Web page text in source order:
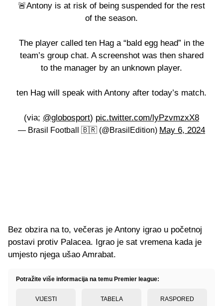
🚨Antony is at risk of being suspended for the rest
of the season.
The player called ten Hag a “bald egg head” in the
team’s group chat. A screenshot was then shared
to the manager by an unknown player.
ten Hag will speak with Antony after today’s match.
(via; @globosport) pic.twitter.com/lyPzvmzxX8
— Brasil Football 🇧🇷 (@BrasilEdition) May 6, 2024
Bez obzira na to, večeras je Antony igrao u početnoj
postavi protiv Palacea. Igrao je sat vremena kada je
umjesto njega ušao Amrabat.
Potražite više informacija na temu Premier league:
VIJESTI TABELA RASPORED